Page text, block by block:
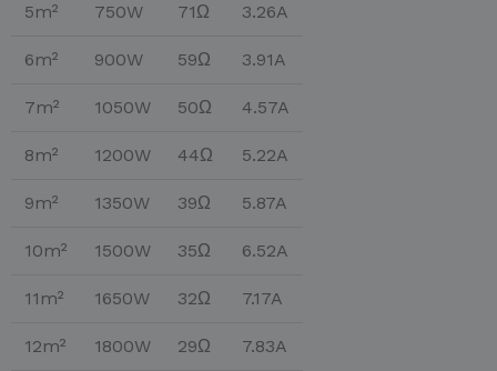
5m² 750W 71Ω 3.26A
6m² 900W 59Ω 3.91A
7m² 1050W 50Ω 4.57A
8m² 1200W 44Ω 5.22A
9m² 1350W 39Ω 5.87A
10m² 1500W 35Ω 6.52A
11m² 1650W 32Ω 7.17A
12m² 1800W 29Ω 7.83A